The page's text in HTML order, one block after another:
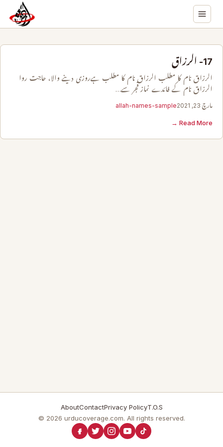
17- الرزاق
الرزاق نام کا مطلب الرزاق نام کا مطلب ہےروزی دینے والا، حاجت روا
الرزاق نام کے فائدے نماز فجر سے…
مارچ 23, 2021 allah-names-sample
Read More →
AboutContactPrivacy PolicyT.O.S
© 2026 urducoverage.com. All rights reserved.